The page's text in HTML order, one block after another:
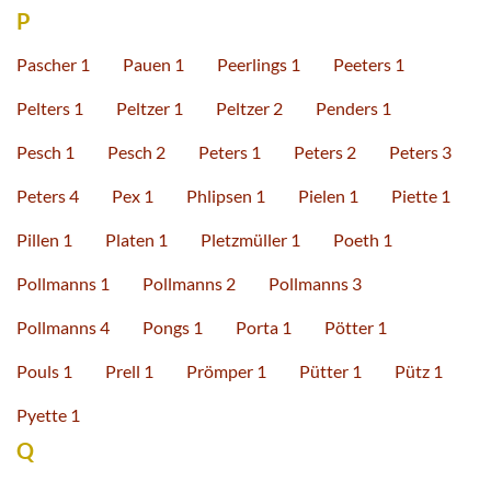
P
Pascher 1 Pauen 1 Peerlings 1 Peeters 1
Pelters 1 Peltzer 1 Peltzer 2 Penders 1
Pesch 1 Pesch 2 Peters 1 Peters 2 Peters 3
Peters 4 Pex 1 Phlipsen 1 Pielen 1 Piette 1
Pillen 1 Platen 1 Pletzmüller 1 Poeth 1
Pollmanns 1 Pollmanns 2 Pollmanns 3
Pollmanns 4 Pongs 1 Porta 1 Pötter 1
Pouls 1 Prell 1 Prömper 1 Pütter 1 Pütz 1
Pyette 1
Q